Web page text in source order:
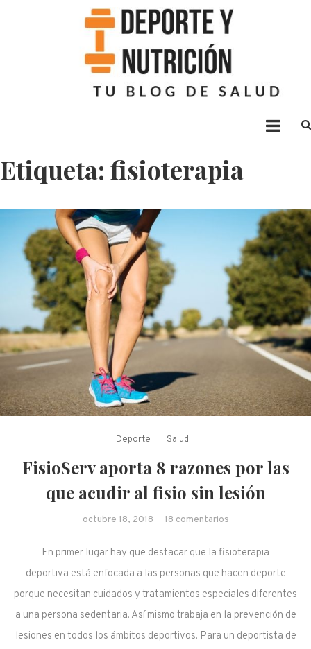
Etiqueta: fisioterapia
Deporte Salud
FisioServ aporta 8 razones por las
que acudir al fisio sin lesión
octubre 18, 2018 18 comentarios
por las que acudir
al fisio sin lesión
En primer lugar hay que destacar que la fisioterapia
deportiva está enfocada a las personas que hacen deporte
porque necesitan cuidados y tratamientos especiales diferentes
a una persona sedentaria. Así mismo trabaja en la prevención de
lesiones en todos los ámbitos deportivos. Para un deportista de